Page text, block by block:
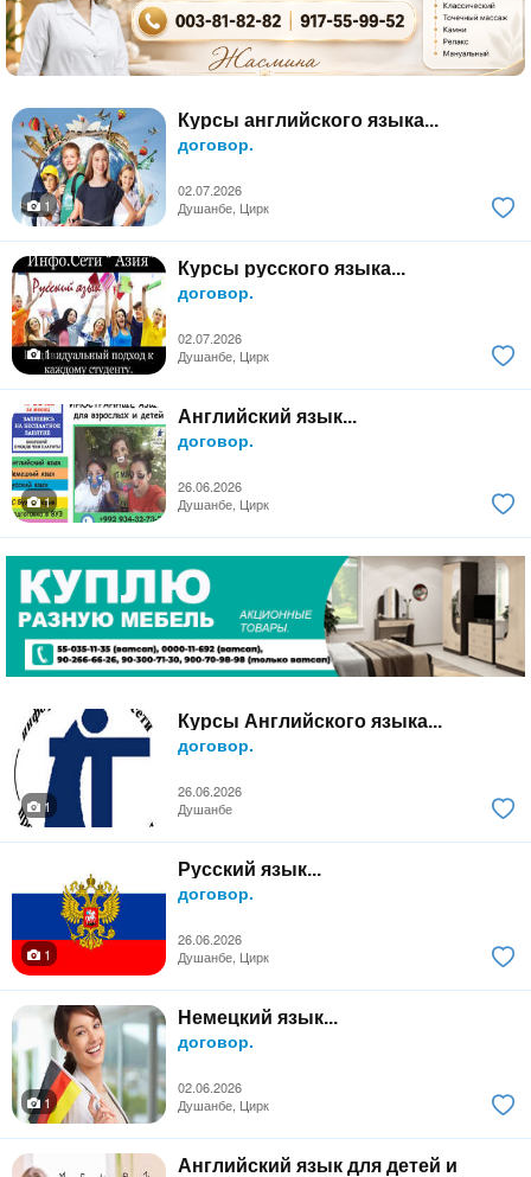
Курсы английского языка...
договор.
02.07.2026
1
Душанбе, Цирк
Курсы русского языка...
договор.
02.07.2026
1
Душанбе, Цирк
Английский язык...
договор.
26.06.2026
1
Душанбе, Цирк
Курсы Английского языка...
договор.
26.06.2026
1
Душанбе
Русский язык...
договор.
26.06.2026
1
Душанбе, Цирк
Немецкий язык...
договор.
02.06.2026
1
Душанбе, Цирк
Английский язык для детей и